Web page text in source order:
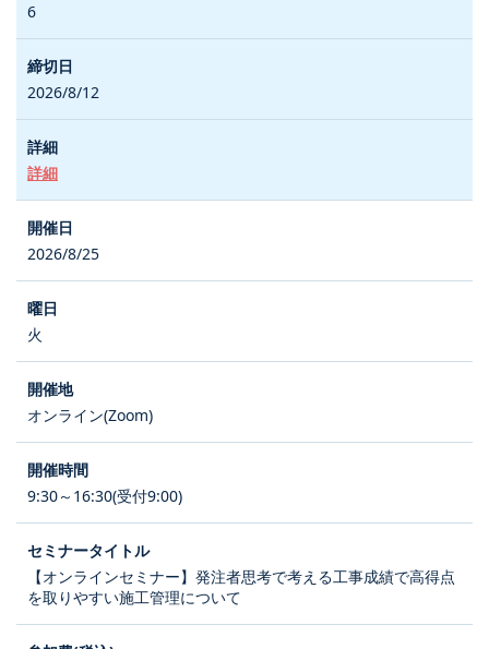
6
2026/8/12
詳細
2026/8/25
火
オンライン(Zoom)
9:30～16:30(受付9:00)
【オンラインセミナー】発注者思考で考える工事成績で高得点
を取りやすい施工管理について